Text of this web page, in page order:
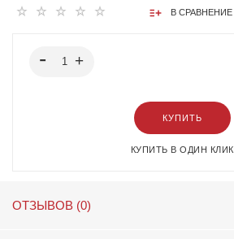
В СРАВНЕНИЕ
КУПИТЬ
КУПИТЬ В ОДИН КЛИК
ОТЗЫВОВ (0)